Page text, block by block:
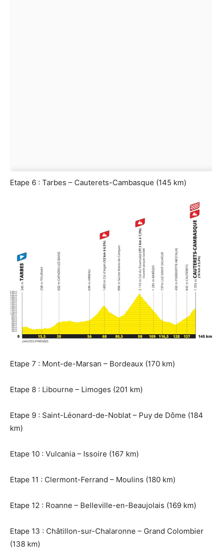
Etape 6 : Tarbes – Cauterets-Cambasque (145 km)
Etape 7 : Mont-de-Marsan – Bordeaux (170 km)
Etape 8 : Libourne – Limoges (201 km)
Etape 9 : Saint-Léonard-de-Noblat – Puy de Dôme (184
km)
Etape 10 : Vulcania – Issoire (167 km)
Etape 11 : Clermont-Ferrand – Moulins (180 km)
Etape 12 : Roanne – Belleville-en-Beaujolais (169 km)
Etape 13 : Châtillon-sur-Chalaronne – Grand Colombier
(138 km)